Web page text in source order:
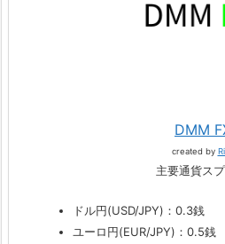
DMM
created by
主要通貨ス
ドル円(USD/JPY)：0.3銭
ユーロ円(EUR/JPY)：0.5銭